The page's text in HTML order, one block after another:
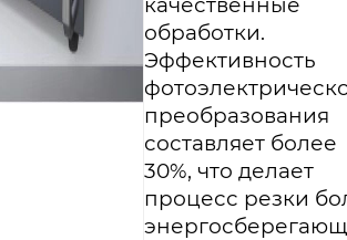
обработки.
Эффективность
преобразования
составляет более
30%, что делает
процесс резки